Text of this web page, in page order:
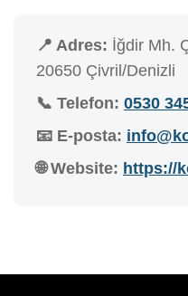
📍 Adres: İğdir Mh.
20650 Çivril/Denizli
📞 Telefon: 0530
📧 E-posta:
🌐 Website: https://